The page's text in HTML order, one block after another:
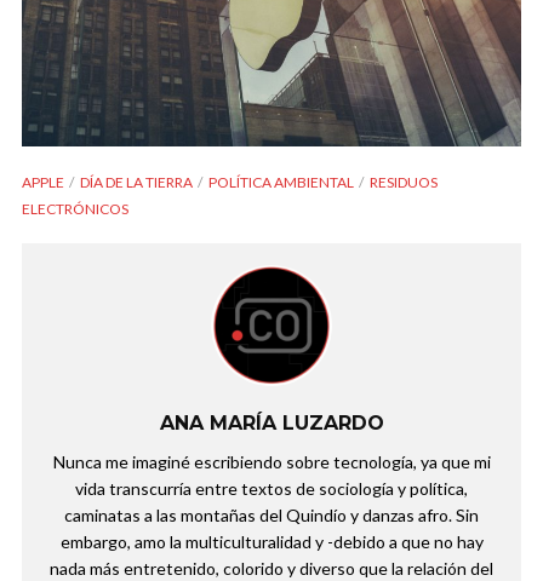
APPLE DÍA DE LA TIERRA POLÍTICA AMBIENTAL
RESIDUOS
ELECTRÓNICOS
ANA MARÍA LUZARDO
Nunca me imaginé escribiendo sobre tecnología, ya que mi
vida transcurría entre textos de sociología y política,
caminatas a las montañas del Quindío y danzas afro. Sin
embargo, amo la multiculturalidad y -debido a que no hay
nada más entretenido, colorido y diverso que la relación del